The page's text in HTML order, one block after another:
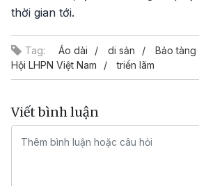
thời gian tới.
Tag: Áo dài di sản
Bảo tàng
Hội LHPN Việt Nam
triển lãm
Viết bình luận